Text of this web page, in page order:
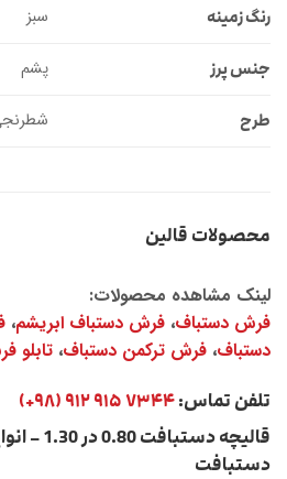
رنگ زمینه سبز
جنس پرز پشم
طرح
محصولات قالین
لینک مشاهده محصولات:
فرش دستباف، فرش دستباف ابریشم،
دستباف، فرش ترکمن دستباف، تابلو
تلفن تماس:۷۳۴۴ ۹۱۵ ۹۱۲ (۹۸+)
قالیچه
دستبافت